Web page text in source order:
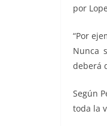
por
“Por
Nunca
deberá
Según
toda la